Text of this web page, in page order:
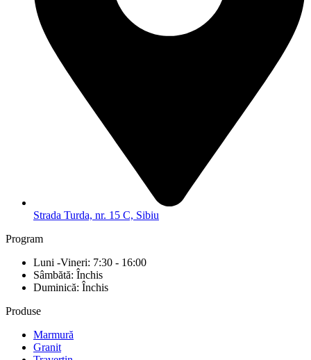
Strada Turda, nr. 15 C, Sibiu
Program
Luni -Vineri: 7:30 - 16:00
Sâmbătă: Închis
Duminică: Închis
Produse
Marmură
Granit